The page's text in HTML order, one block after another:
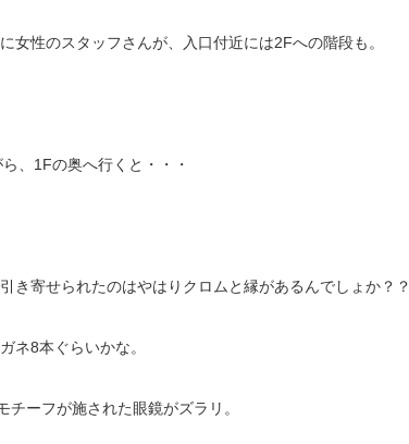
女性のスタッフさんが、入口付近には2Fへの階段も。
、1Fの奥へ行くと・・・
き寄せられたのはやはりクロムと縁があるんでしょか？？
ネ8本ぐらいかな。
ーフが施された眼鏡がズラリ。